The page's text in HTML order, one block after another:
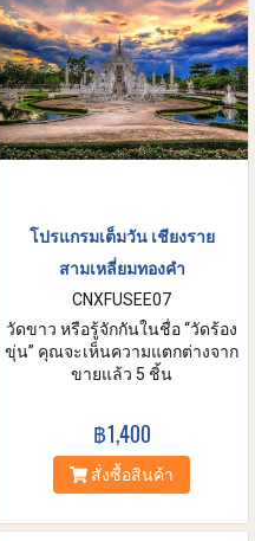
โปรแกรมเต็มวัน เชียงราย
สามเหลี่ยมทองคำ
CNXFUSEE07
วัดขาว หรือรู้จักกันในชื่อ “วัดร้อง
ขุ่น” คุณจะเห็นความแตกต่างจาก
วัดอื่นๆในประเทศ เพราะ
สามเหลี่ยมทองคำ ที่ซึ่งมีเขตติดต่อ
ระหว่าง3ประเทศ คือ ไทย พม่า
และลาว แวะเที่ยวที่ แม่สาย ที่ซึ่งมี
พม่า
ขายแล้ว 5 ชิ้น
฿1,400
สั่งซื้อสินค้า